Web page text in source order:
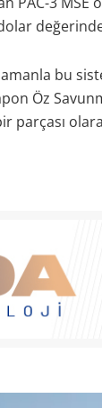
bu
Öz
parçası